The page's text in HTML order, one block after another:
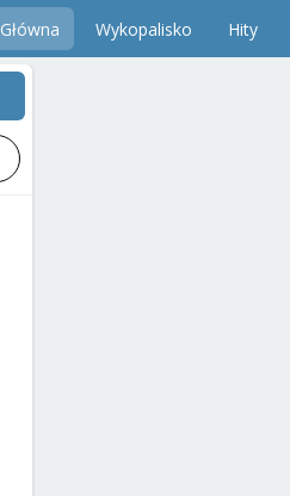
Główna Wykopalisko Hity